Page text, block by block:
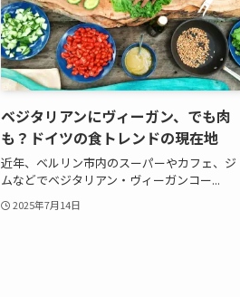
ベジタリアンにヴィーガン、でも肉
も？ドイツの食トレンドの現在地
近年、ベルリン市内のスーパーやカフェ、ジ
ムなどでベジタリアン・ヴィーガンコー...
2025年7月14日